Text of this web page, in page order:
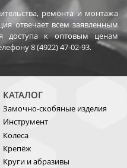
ремонта и монтажа
отвечает всем заявленным
доступа к оптовым ценам
8 (4922) 47-02-93.
КАТАЛОГ
Замочно-скобяные изделия
Инструмент
Колеса
Крепёж
Круги и абразивы